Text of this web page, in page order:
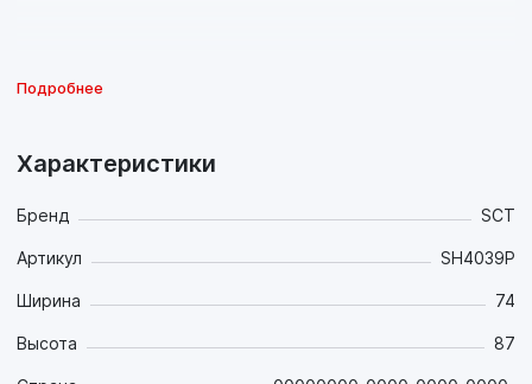
Подробнее
Характеристики
Бренд SCT
Артикул SH4039P
Ширина 74
Высота 87